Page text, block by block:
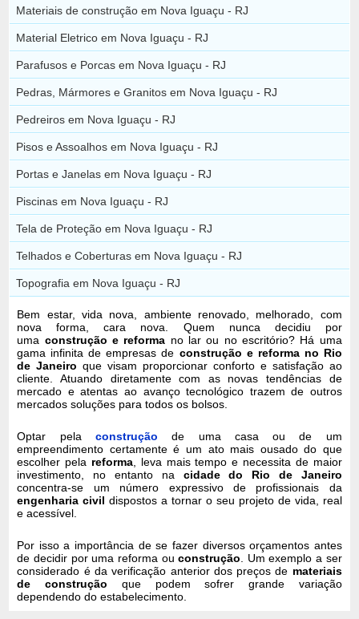
Materiais de construção em Nova Iguaçu - RJ
Material Eletrico em Nova Iguaçu - RJ
Parafusos e Porcas em Nova Iguaçu - RJ
Pedras, Mármores e Granitos em Nova Iguaçu - RJ
Pedreiros em Nova Iguaçu - RJ
Pisos e Assoalhos em Nova Iguaçu - RJ
Portas e Janelas em Nova Iguaçu - RJ
Piscinas em Nova Iguaçu - RJ
Tela de Proteção em Nova Iguaçu - RJ
Telhados e Coberturas em Nova Iguaçu - RJ
Topografia em Nova Iguaçu - RJ
Bem estar, vida nova, ambiente renovado, melhorado, com
nova forma, cara nova. Quem nunca decidiu por
uma construção e reforma no lar ou no escritório? Há uma
gama infinita de empresas de construção e reforma no Rio
de Janeiro que visam proporcionar conforto e satisfação ao
cliente. Atuando diretamente com as novas tendências de
mercado e atentas ao avanço tecnológico trazem de outros
mercados soluções para todos os bolsos.
Optar pela construção de uma casa ou de um
empreendimento certamente é um ato mais ousado do que
escolher pela reforma, leva mais tempo e necessita de maior
investimento, no entanto na cidade do Rio de Janeiro
concentra-se um número expressivo de profissionais da
engenharia civil dispostos a tornar o seu projeto de vida, real
e acessível.
Por isso a importância de se fazer diversos orçamentos antes
de decidir por uma reforma ouconstrução . Um exemplo a ser
considerado é da verificação anterior dos preços de materiais
de construção que podem sofrer grande variação
dependendo do estabelecimento.